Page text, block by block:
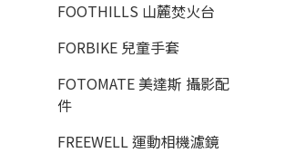
FOOTHILLS 山麓焚火台
FORBIKE 兒童手套
FOTOMATE 美達斯 攝影配
件
FREEWELL 運動相機濾鏡